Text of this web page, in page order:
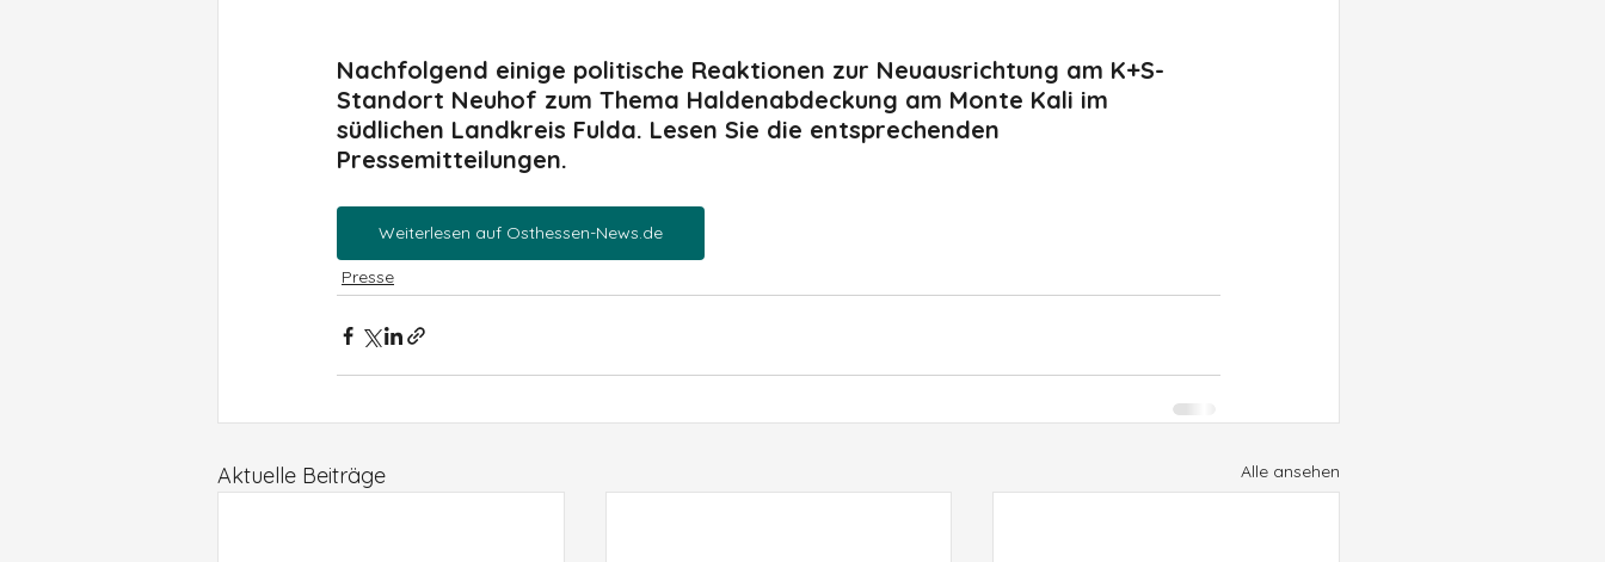
Nachfolgend einige politische Reaktionen zur Neuausrichtung am K+S-
Standort Neuhof zum Thema Haldenabdeckung am Monte Kali im
südlichen Landkreis Fulda. Lesen Sie die entsprechenden
Pressemitteilungen.
Weiterlesen auf Osthessen-News.de
Presse
Aktuelle Beiträge Alle ansehen